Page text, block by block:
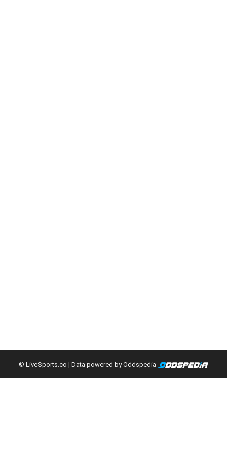
© LiveSports.co | Data powered by Oddspedia